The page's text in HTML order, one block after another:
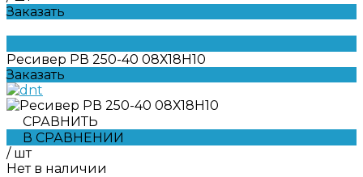
Заказать
Ресивер РВ 250-40 08Х18Н10
Заказать
СРАВНИТЬ
В СРАВНЕНИИ
/ шт
Нет в наличии